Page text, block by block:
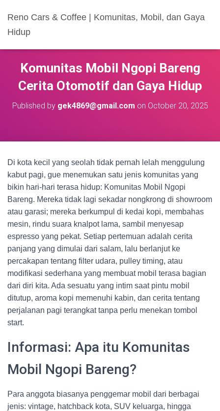
Reno Cars & Coffee | Komunitas, Mobil, dan Gaya
Hidup
Komunitas Mobil Ngopi Bareng
Cerita Otomotif dan Gaya Hidup
Published by gek4869@gmail.com on October 20, 2025
Di kota kecil yang seolah tidak pernah lelah menggulung
kabut pagi, gue menemukan satu jenis komunitas yang
bikin hari-hari terasa hidup: Komunitas Mobil Ngopi
Bareng. Mereka tidak lagi sekadar nongkrong di showroom
atau garasi; mereka berkumpul di kedai kopi, membahas
mesin, rindu suara knalpot lama, sambil menyesap
espresso yang pekat. Setiap pertemuan adalah cerita
panjang yang dimulai dari salam, lalu berlanjut ke
percakapan tentang filter udara, pulley timing, atau
modifikasi sederhana yang membuat mobil terasa bagian
dari diri kita. Ada sesuatu yang intim saat pintu mobil
ditutup, aroma kopi memenuhi kabin, dan cerita tentang
perjalanan pagi terangkat tanpa perlu menekan tombol
start.
Informasi: Apa itu Komunitas
Mobil Ngopi Bareng?
Para anggota biasanya penggemar mobil dari berbagai
jenis: vintage, hatchback kota, SUV keluarga, hingga